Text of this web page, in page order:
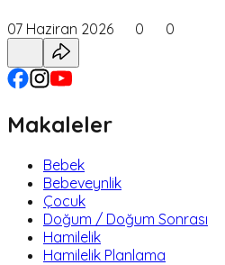
07 Haziran 2026 0 0
Makaleler
Bebek
Bebeveynlik
Çocuk
Doğum / Doğum Sonrası
Hamilelik
Hamilelik Planlama